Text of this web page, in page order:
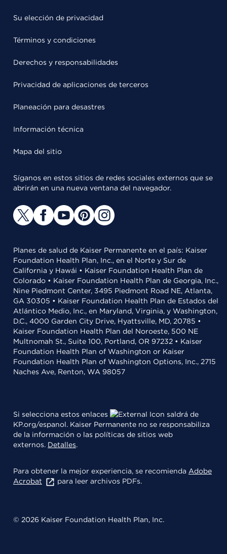
Su elección de privacidad
Términos y condiciones
Derechos y responsabilidades
Privacidad de aplicaciones de terceros
Planeación para desastres
Información técnica
Mapa del sitio
Síganos en estos sitios de redes sociales externos que se
abrirán en una nueva ventana del navegador.
Planes de salud de Kaiser Permanente en el país: Kaiser
Foundation Health Plan, Inc., en el Norte y Sur de
California y Hawái • Kaiser Foundation Health Plan de
Colorado • Kaiser Foundation Health Plan de Georgia, Inc.,
Nine Piedmont Center, 3495 Piedmont Road NE, Atlanta,
GA 30305 • Kaiser Foundation Health Plan de Estados del
Atlántico Medio, Inc., en Maryland, Virginia, y Washington,
D.C., 4000 Garden City Drive, Hyattsville, MD, 20785 •
Kaiser Foundation Health Plan del Noroeste, 500 NE
Multnomah St., Suite 100, Portland, OR 97232 • Kaiser
Foundation Health Plan of Washington or Kaiser
Foundation Health Plan of Washington Options, Inc., 2715
Naches Ave, Renton, WA 98057
Si selecciona estos enlaces
saldrá de
KP.org/espanol. Kaiser Permanente no se responsabiliza
de la información o las políticas de sitios web
externos. Detalles.
Para obtener la mejor experiencia, se recomienda Adobe
Acrobat
para leer archivos PDFs.
© 2026 Kaiser Foundation Health Plan, Inc.